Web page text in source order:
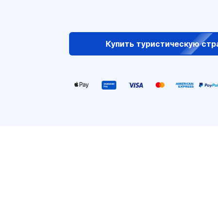
Купить туристическую